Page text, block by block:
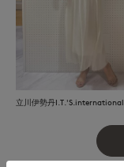
立川伊勢丹I.T.'S.international